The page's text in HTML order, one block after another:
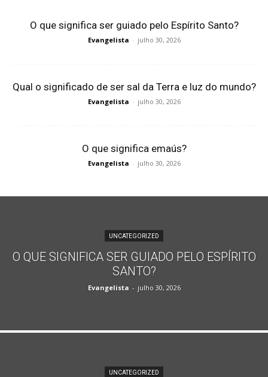
O que significa ser guiado pelo Espírito Santo?
Evangelista - julho 30, 2026
Qual o significado de ser sal da Terra e luz do mundo?
Evangelista - julho 30, 2026
O que significa emaús?
Evangelista - julho 30, 2026
UNCATEGORIZED
O QUE SIGNIFICA SER GUIADO PELO ESPÍRITO
SANTO?
Evangelista - julho 30, 2026
UNCATEGORIZED